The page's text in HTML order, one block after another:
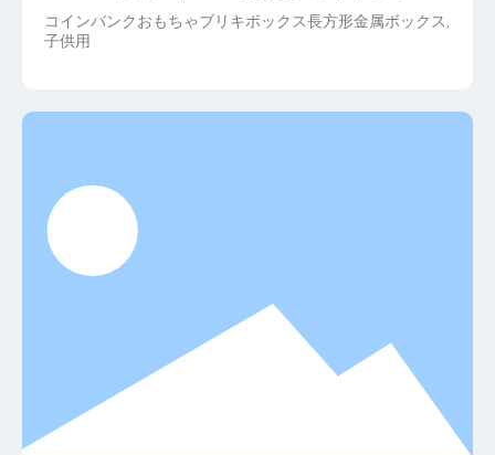
供用長方形金属ボックスロック付き
コインバンクおもちゃブリキボックス長方形金属ボックス,
子供用